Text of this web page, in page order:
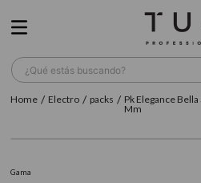
¿Qué estás buscando?
Electro packs
Pk Elegance
Mm
Gama
TÉRMINOS MÁS BUSCADOS